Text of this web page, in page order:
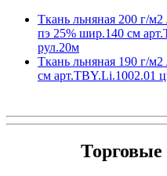
Ткань льняная 200 г/м2
пэ 25% шир.140 см
рул.20м
Ткань льняная 190 г/
см арт.TBY.Li.1002.01
Торговые